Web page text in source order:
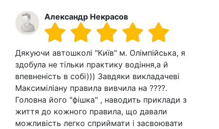
Александр Некрасов
Дякуючи автошколі "Київ" м. Олімпійська, я
здобула не тільки практику водіння,а й
впевненість в собі))) Завдяки викладачеві
Максиміліану правила вивчила на ????.
Головна його "фішка" , наводить приклади з
життя до кожного правила, що давали
можливість легко сприймати і засвоювати